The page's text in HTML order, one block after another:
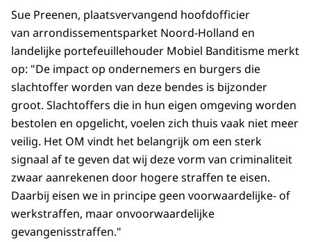
Sue Preenen, plaatsvervangend hoofdofficier
van arrondissementsparket Noord-Holland en
landelijke portefeuillehouder Mobiel Banditisme merkt
op: "De impact op ondernemers en burgers die
slachtoffer worden van deze bendes is bijzonder
groot. Slachtoffers die in hun eigen omgeving worden
bestolen en opgelicht, voelen zich thuis vaak niet meer
veilig. Het OM vindt het belangrijk om een sterk
signaal af te geven dat wij deze vorm van criminaliteit
zwaar aanrekenen door hogere straffen te eisen.
Daarbij eisen we in principe geen voorwaardelijke- of
werkstraffen, maar onvoorwaardelijke
gevangenisstraffen."